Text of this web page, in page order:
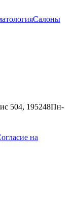
Салоны
504, 195248Пн-
на